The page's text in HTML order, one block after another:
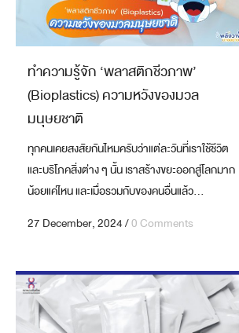
ทำความรู้จัก ‘พลาสติกชีวภาพ’
(Bioplastics) ความหวังของมวล
มนุษยชาติ
ทุกคนเคยสงสัยกันไหมครับว่าแต่ละวันที่เราใช้ชีวิต
และบริโภคสิ่งต่าง ๆ นั้น เราสร้างขยะออกสู่โลกมาก
น้อยแค่ไหน และเมื่อรวมกับของคนอื่นแล้ว...
27 December, 2024/0 Comments